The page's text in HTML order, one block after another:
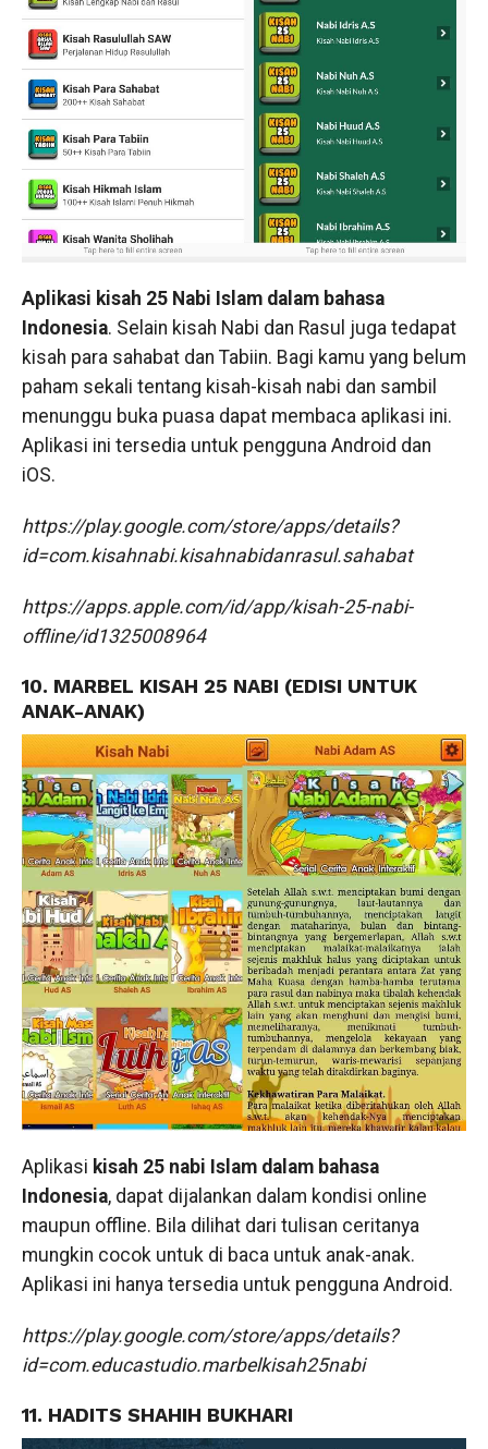
Aplikasi kisah 25 Nabi Islam dalam bahasa
Indonesia. Selain kisah Nabi dan Rasul juga tedapat
kisah para sahabat dan Tabiin. Bagi kamu yang belum
paham sekali tentang kisah-kisah nabi dan sambil
menunggu buka puasa dapat membaca aplikasi ini.
Aplikasi ini tersedia untuk pengguna Android dan
iOS.
https://play.google.com/store/apps/details?
id=com.kisahnabi.kisahnabidanrasul.sahabat
https://apps.apple.com/id/app/kisah-25-nabi-
offline/id1325008964
10. MARBEL KISAH 25 NABI (EDISI UNTUK
ANAK-ANAK)
Aplikasi kisah 25 nabi Islam dalam bahasa
Indonesia, dapat dijalankan dalam kondisi online
maupun offline. Bila dilihat dari tulisan ceritanya
mungkin cocok untuk di baca untuk anak-anak.
Aplikasi ini hanya tersedia untuk pengguna Android.
https://play.google.com/store/apps/details?
id=com.educastudio.marbelkisah25nabi
11. HADITS SHAHIH BUKHARI